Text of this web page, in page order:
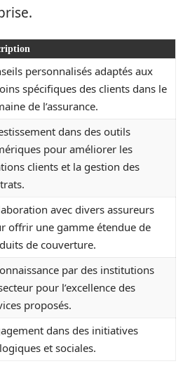
personnalisés adaptés aux
spécifiques des clients dans le
de l’assurance.
dans des outils
pour améliorer les
clients et la gestion des
avec divers assureurs
offrir une gamme étendue de
de couverture.
par des institutions
pour l’excellence des
proposés.
dans des initiatives
et sociales.